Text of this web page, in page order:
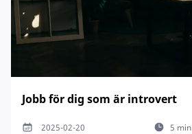
Jobb för dig som är introvert
2025-02-20 5 min